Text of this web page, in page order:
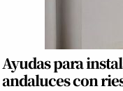
Ayudas para
andaluces con